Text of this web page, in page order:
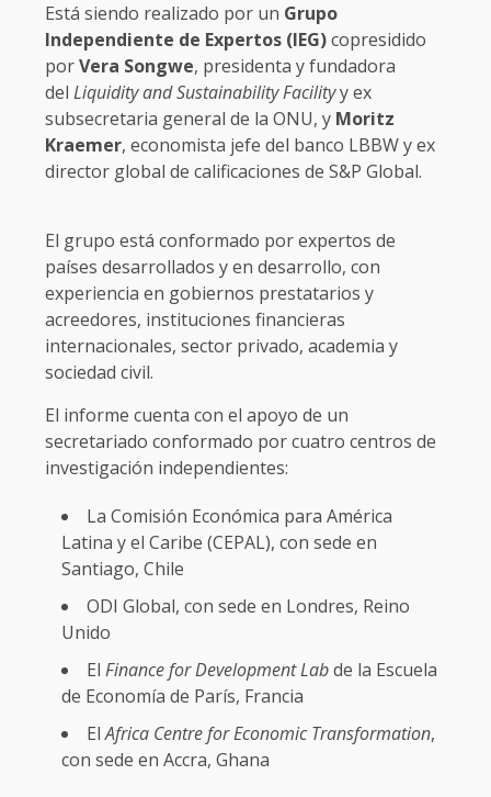
Está siendo realizado por un Grupo
Independiente de Expertos (IEG)copresidido
porVera Songwe, presidenta y fundadora
del Liquidity and Sustainability Facilityy ex
subsecretaria general de la ONU, y Moritz
Kraemer, economista jefe del banco LBBW y ex
director global de calificaciones de S&P Global.
El grupo está conformado por expertos de
países desarrollados y en desarrollo, con
experiencia en gobiernos prestatarios y
acreedores, instituciones financieras
internacionales, sector privado, academia y
sociedad civil.
El informe cuenta con el apoyo de un
secretariado conformado por cuatro centros de
investigación independientes:
La Comisión Económica para América
Latina y el Caribe (CEPAL), con sede en
Santiago, Chile
ODI Global, con sede en Londres, Reino
Unido
El Finance for Development Labde la Escuela
de Economía de París, Francia
ElAfrica Centre for Economic Transformation,
con sede en Accra, Ghana